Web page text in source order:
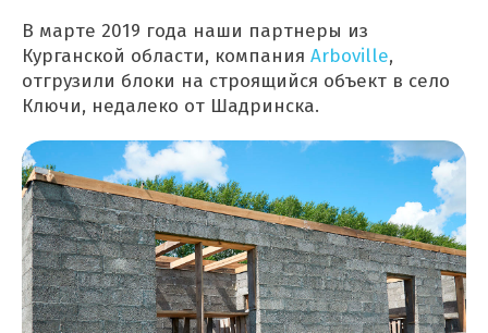
В марте 2019 года наши партнеры из
Курганской области, компания Arboville,
отгрузили блоки на строящийся объект в село
Ключи, недалеко от Шадринска.